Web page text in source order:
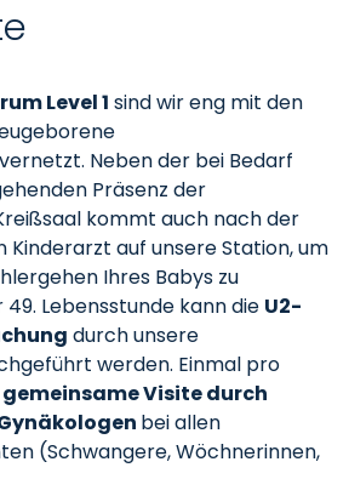
Level 1 sind wir eng mit den
vernetzt. Neben der bei Bedarf
Präsenz der
kommt auch nach der
Kinderarzt auf unsere Station, um
Ihres Babys zu
Lebensstunde kann die U2-
durch unsere
werden. Einmal pro
gemeinsame Visite durch
bei allen
(Schwangere, Wöchnerinnen,